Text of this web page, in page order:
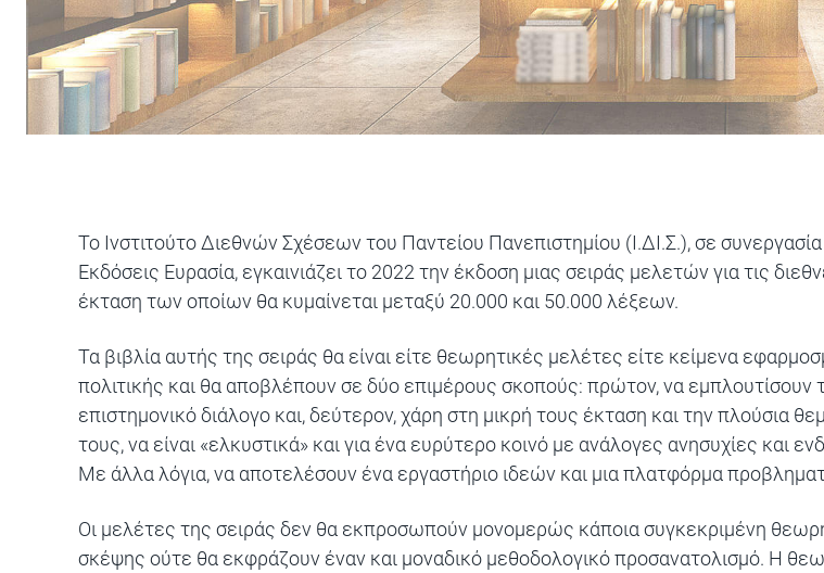
Το Ινστιτούτο Διεθνών Σχέσεων του Παντείου Πανεπιστημίου (Ι.ΔΙ.Σ.), σε συνεργασία
Εκδόσεις Ευρασία, εγκαινιάζει το 2022 την έκδοση μιας σειράς μελετών για τις
έκταση των οποίων θα κυμαίνεται μεταξύ 20.000 και 50.000 λέξεων.
Τα βιβλία αυτής της σειράς θα είναι είτε θεωρητικές μελέτες είτε κείμενα
πολιτικής και θα αποβλέπουν σε δύο επιμέρους σκοπούς: πρώτον, να εμπλουτίσουν
επιστημονικό διάλογο και, δεύτερον, χάρη στη μικρή τους έκταση και την πλούσια
τους, να είναι «ελκυστικά» και για ένα ευρύτερο κοινό με ανάλογες ανησυχίες και
Με άλλα λόγια, να αποτελέσουν ένα εργαστήριο ιδεών και μια πλατφόρμα
Οι μελέτες της σειράς δεν θα εκπροσωπούν μονομερώς κάποια συγκεκριμένη
σκέψης ούτε θα εκφράζουν έναν και μοναδικό μεθοδολογικό προσανατολισμό. Η